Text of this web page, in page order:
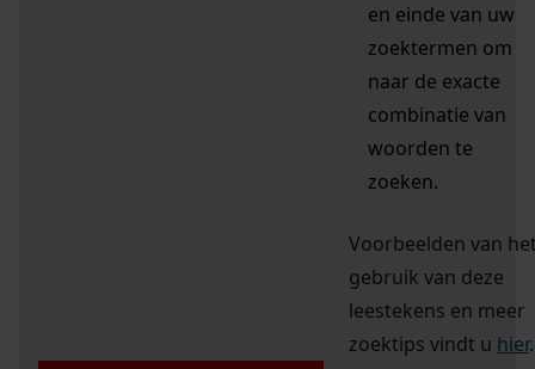
en einde van uw
zoektermen om
naar de exacte
combinatie van
woorden te
zoeken.
Voorbeelden van
gebruik van deze
leestekens en meer
zoektips vindt u hier.